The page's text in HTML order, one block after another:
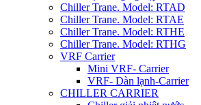
Chiller Trane. Model: RTAD
Chiller Trane. Model: RTAE
Chiller Trane. Model: RTHE
Chiller Trane. Model: RTHG
VRF Carrier
Mini VRF- Carrier
VRF- Dàn lạnh-Carrier
CHILLER CARRIER